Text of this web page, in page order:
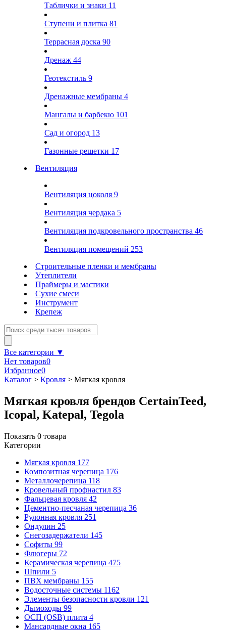
Таблички и знаки 11
Ступени и плитка 81
Террасная доска 90
Дренаж 44
Геотекстиль 9
Дренажные мембраны 4
Мангалы и барбекю 101
Сад и огород 13
Газонные решетки 17
Вентиляция
Вентиляция цоколя 9
Вентиляция чердака 5
Вентиляция подкровельного пространства 46
Вентиляция помещений 253
Строительные пленки и мембраны
Утеплители
Праймеры и мастики
Сухие смеси
Инструмент
Крепеж
Все категории ▼
Нет товаров0
Избранное0
Каталог > Кровля > Мягкая кровля
Мягкая кровля брендов CertainTeed,
Icopal, Katepal, Tegola
Показать 0 товара
Категории
Мягкая кровля 177
Композитная черепица 176
Металлочерепица 118
Кровельный профнастил 83
Фальцевая кровля 42
Цементно-песчаная черепица 36
Рулонная кровля 251
Ондулин 25
Снегозадержатели 145
Софиты 99
Флюгеры 72
Керамическая черепица 475
Шпили 5
ПВХ мембраны 155
Водосточные системы 1162
Элементы безопасности кровли 121
Дымоходы 99
ОСП (OSB) плита 4
Мансардные окна 165